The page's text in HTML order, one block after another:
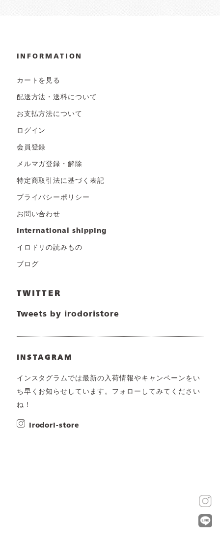
INFORMATION
カートを見る
配送方法・送料について
お支払方法について
ログイン
会員登録
メルマガ登録・解除
特定商取引法に基づく表記
プライバシーポリシー
お問い合わせ
international shipping
イロドリの読みもの
ブログ
TWITTER
Tweets by irodoristore
INSTAGRAM
インスタグラムでは最新の入荷情報やキャンペーンをい
ち早くお知らせしています。フォローしてみてください
ね！
irodori-store